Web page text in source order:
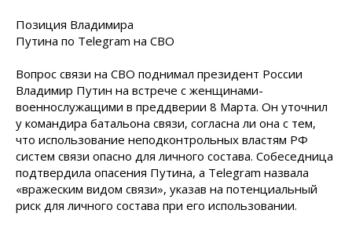
Позиция Владимира
Путина по Telegram на СВО
Вопрос связи на СВО поднимал президент России
Владимир Путин на встрече с женщинами-
военнослужащими в преддверии 8 Марта. Он уточнил
у командира батальона связи, согласна ли она с тем,
что использование неподконтрольных властям РФ
систем связи опасно для личного состава. Собеседница
подтвердила опасения Путина, а Telegram назвала
«вражеским видом связи», указав на потенциальный
риск для личного состава при его использовании.